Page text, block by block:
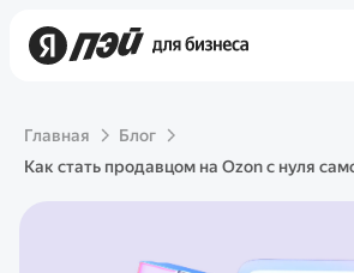
Главная
Блог
Как стать продавцом на Ozon с нуля